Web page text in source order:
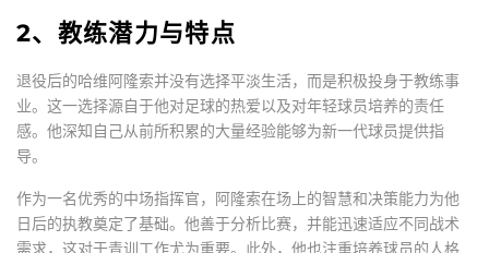
2、教练潜力与特点
退役后的哈维阿隆索并没有选择平淡生活，而是积极投身于教练事
业。这一选择源自于他对足球的热爱以及对年轻球员培养的责任
感。他深知自己从前所积累的大量经验能够为新一代球员提供指
导。
作为一名优秀的中场指挥官，阿隆索在场上的智慧和决策能力为他
日后的执教奠定了基础。他善于分析比赛，并能迅速适应不同战术
需求，这对于青训工作尤为重要。此外，他也注重培养球员的人格